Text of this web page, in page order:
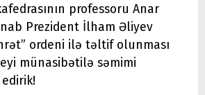
professoru Anar
Prezident İlham Əliyev
ordeni ilə təltif olunması
münasibətilə səmimi